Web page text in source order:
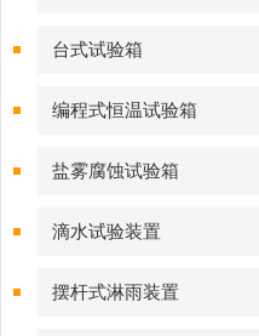
台式试验箱
编程式恒温试验箱
盐雾腐蚀试验箱
滴水试验装置
摆杆式淋雨装置